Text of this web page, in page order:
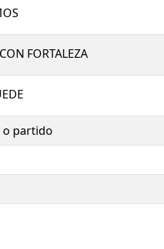
FORTALEZA
o partido